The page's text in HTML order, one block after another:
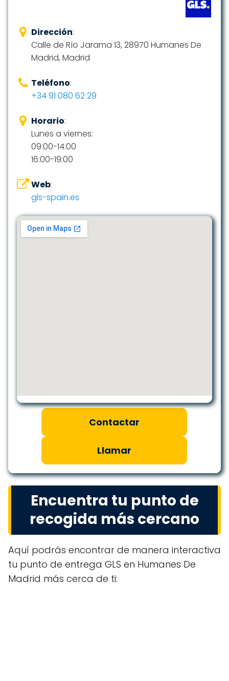
Dirección:
Calle de Río Jarama 13, 28970 Humanes De
Madrid, Madrid
Teléfono:
+34 91 080 62 29
Horario:
Lunes a viernes:
09:00-14:00
16:00-19:00
Web:
gls-spain.es
Contactar
Llamar
Encuentra tu punto de
recogida más cercano
Aquí podrás encontrar de manera interactiva
tu punto de entrega GLS en Humanes De
Madrid más cerca de ti: